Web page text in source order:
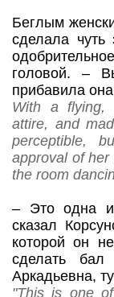
Беглым
сделала чуть
головой.
–
прибавила
With a flying,
attire, and
perceptible,
approval of her
the room
– Это одна
сказал
которой он
сделать
Аркадьевна,
"This is one